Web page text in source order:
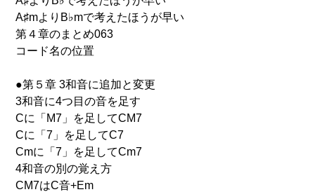
A♯mよりB♭mで考えたほうが早い
第４章のまとめ063
コード名の位置
●第５章 3和音に追加と変更
3和音に4つ目の音を足す
Cに「M7」を足してCM7
Cに「7」を足してC7
Cmに「7」を足してCm7
4和音の別の覚え方
CM7はC音+Em